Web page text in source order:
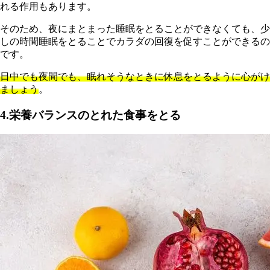
れる作用もあります。
そのため、夜にまとまった睡眠をとることができなくても、少
しの時間睡眠をとることでカラダの回復を促すことができるの
です。
日中でも夜間でも、眠れそうなときに休息をとるように心がけ
ましょう。
4.栄養バランスのとれた食事をとる